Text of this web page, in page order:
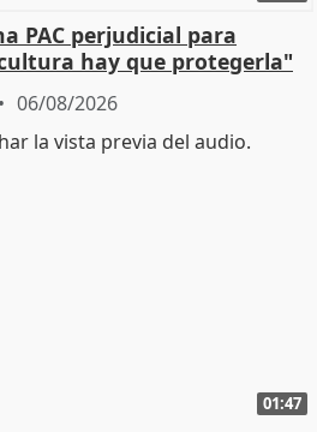
PAC perjudicial para
hay que protegerla"
06/08/2026
01:47